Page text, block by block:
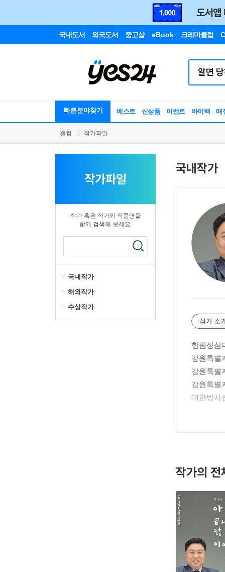
국내도서 외국도서 중고샵 eBook 크레마클럽
빠른분야찾기 베스트 신상품 이벤트 바이백 매
웰컴 작가파일
작가파일
작가 혹은 작가와 작품명을
함께 검색해 보세요.
국내작가
해외작가
수상작가
국내작가
작가 소
한림성심
강원특별
강원특별
강원특별
대한방사
-서울시
-국립 공
-한국 중
-한국연
저자는
입니다.
작가의 전